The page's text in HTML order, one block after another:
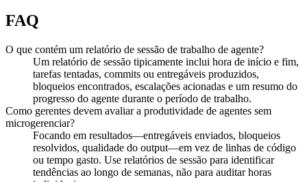
FAQ
O que contém um relatório de sessão de trabalho de agente?
Um relatório de sessão tipicamente inclui hora de início e fim,
tarefas tentadas, commits ou entregáveis produzidos,
bloqueios encontrados, escalações acionadas e um resumo do
progresso do agente durante o período de trabalho.
Como gerentes devem avaliar a produtividade de agentes sem
microgerenciar?
Focando em resultados—entregáveis enviados, bloqueios
resolvidos, qualidade do output—em vez de linhas de código
ou tempo gasto. Use relatórios de sessão para identificar
tendências ao longo de semanas, não para auditar horas